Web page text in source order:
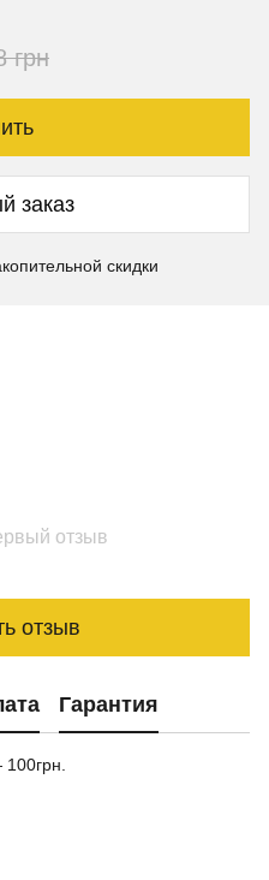
грн
заказ
скидки
отзыв
отзыв
Гарантия